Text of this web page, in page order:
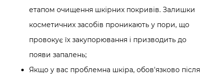
етапом очищення шкірних покривів. Залишки
косметичних засобів проникають у пори, що
провокує їх закупорювання і призводить до
появи запалень;
Якщо у вас проблемна шкіра, обов'язково після